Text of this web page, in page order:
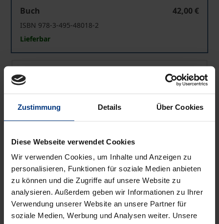
Zustimmung Details Über Cookies
Diese Webseite verwendet Cookies
Wir verwenden Cookies, um Inhalte und Anzeigen zu
personalisieren, Funktionen für soziale Medien anbieten
zu können und die Zugriffe auf unsere Website zu
analysieren. Außerdem geben wir Informationen zu Ihrer
Verwendung unserer Website an unsere Partner für
soziale Medien, Werbung und Analysen weiter. Unsere
Buch
42,00 €
ISBN 978-3-495-48018-2
Lieferbar
Kants Symbolik
eBook
42,00 €
ISBN 978-3-495-99751-2
Lieferbar
kann die MwSt. an der Kasse variieren.
In den Warenkorb
Zur Wunschliste hinzufügen
Hinweise zu Versandkosten